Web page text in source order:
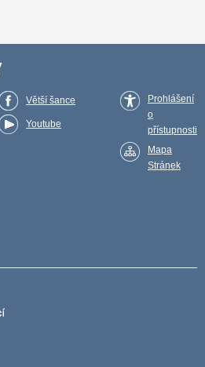
Větší šance
Youtube
Prohlášení
o
přístupnosti
Mapa
Stránek